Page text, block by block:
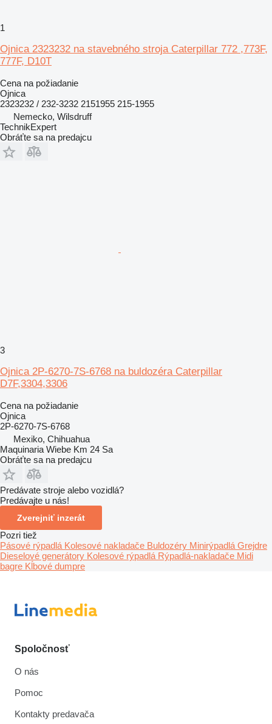
1
Ojnica 2323232 na stavebného stroja Caterpillar 772 ,773F,
777F, D10T
Cena na požiadanie
Ojnica
2323232 / 232-3232 2151955 215-1955
Nemecko, Wilsdruff
TechnikExpert
Obráťte sa na predajcu
3
Ojnica 2P-6270-7S-6768 na buldozéra Caterpillar
D7F,3304,3306
Cena na požiadanie
Ojnica
2P-6270-7S-6768
Mexiko, Chihuahua
Maquinaria Wiebe Km 24 Sa
Obráťte sa na predajcu
Predávate stroje alebo vozidlá?
Predávajte u nás!
Zverejniť inzerát
Pozri tiež
Pásové rýpadlá Kolesové nakladače Buldozéry Minirýpadlá Grejdre
Dieselové generátory Kolesové rýpadlá Rýpadlá-nakladače Midi
bagre Kĺbové dumpre
Spoločnosť
O nás
Pomoc
Kontakty predavača